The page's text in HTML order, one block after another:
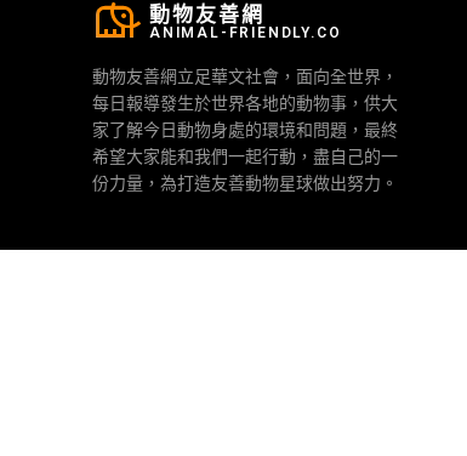
動物友善網
ANIMAL-FRIENDLY.CO
動物友善網立足華文社會，面向全世界，
每日報導發生於世界各地的動物事，供大
家了解今日動物身處的環境和問題，最終
希望大家能和我們一起行動，盡自己的一
份力量，為打造友善動物星球做出努力。